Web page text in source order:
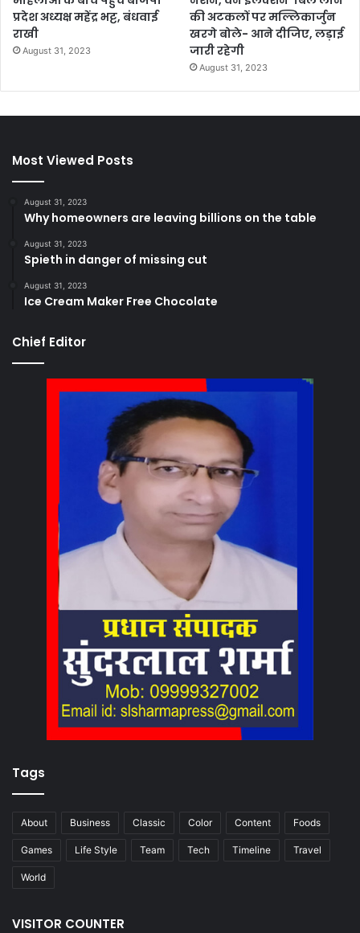
प्रदेश अध्यक्ष महेंद्र भट्ट, बंधवाई
राखी
August 31, 2023
की अटकलों पर मल्लिकार्जुन
खरगे बोले- आने दीजिए, लड़ाई
जारी रहेगी
August 31, 2023
Most Viewed Posts
August 31, 2023
Why homeowners are leaving billions on the table
August 31, 2023
Spieth in danger of missing cut
August 31, 2023
Ice Cream Maker Free Chocolate
Chief Editor
Tags
About Business Classic Color Content Foods
Games Life Style Team Tech Timeline Travel
World
VISITOR COUNTER